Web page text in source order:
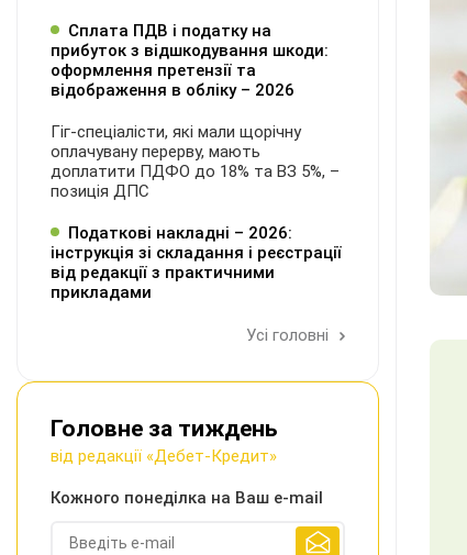
Сплата ПДВ і податку на
прибуток з відшкодування шкоди:
оформлення претензії та
відображення в обліку – 2026
Гіг-спеціалісти, які мали щорічну
оплачувану перерву, мають
доплатити ПДФО до 18% та ВЗ 5%, –
позиція ДПС
Податкові накладні – 2026:
інструкція зі складання і реєстрації
від редакції з практичними
прикладами
Усі головні
Головне за тиждень
від редакції «Дебет-Кредит»
Кожного понеділка на Ваш e-mail